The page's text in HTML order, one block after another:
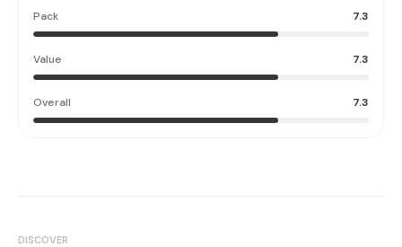
Pack 7.3
Value 7.3
Overall 7.3
DISCOVER